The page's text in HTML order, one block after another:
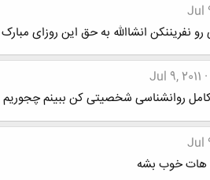
Jul
انشاالله به حق این روزای
Jul 9, 2011
کامل روانشناسی شخصیتی کن ببینم چجوریم
Jul
هات خوب بشه